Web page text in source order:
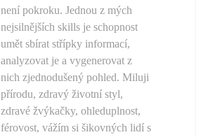
není pokroku. Jednou z mých
nejsilnějších skills je schopnost
umět sbírat střípky informací,
analyzovat je a vygenerovat z
nich zjednodušený pohled. Miluji
přírodu, zdravý životní styl,
zdravé žvýkačky, ohleduplnost,
férovost, vážím si šikovných lidí s